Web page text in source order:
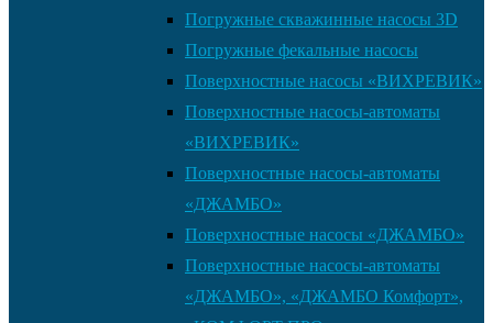
Погружные скважинные насосы 3D
Погружные фекальные насосы
Поверхностные насосы «ВИХРЕВИК»
Поверхностные насосы-автоматы
«ВИХРЕВИК»
Поверхностные насосы-автоматы
«ДЖАМБО»
Поверхностные насосы «ДЖАМБО»
Поверхностные насосы-автоматы
«ДЖАМБО», «ДЖАМБО Комфорт»,